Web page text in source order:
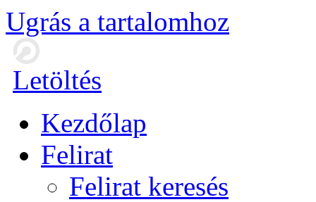
Ugrás a tartalomhoz
Letöltés
Kezdőlap
Felirat
Felirat keresés